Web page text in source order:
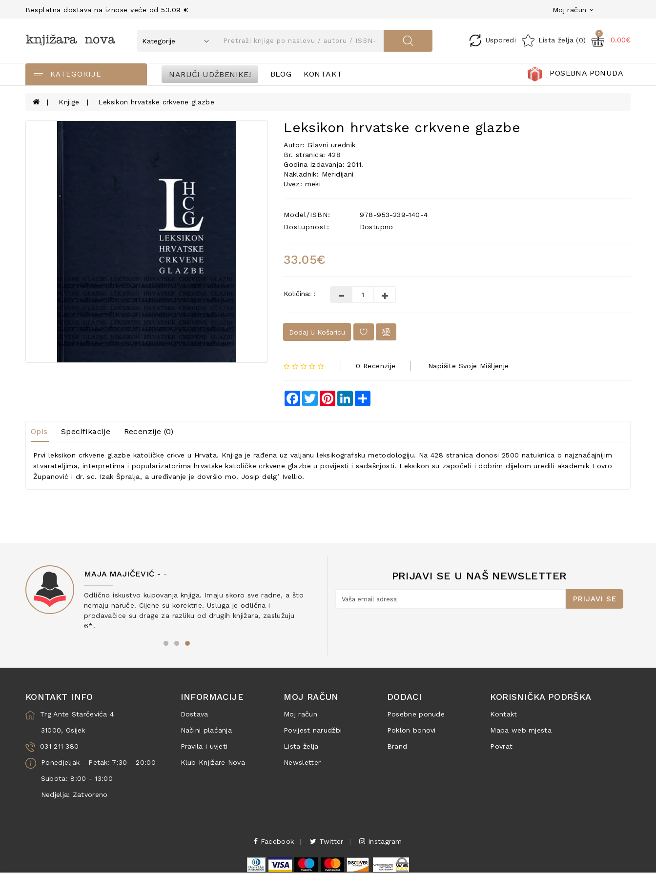
Besplatna dostava na iznose veće od 53.09 € Moj račun
Usporedi Lista želja (0)
0
0.00€
KATEGORIJE NARUČI UDŽBENIKE! BLOG KONTAKT POSEBNA PONUDA
Knjige Leksikon hrvatske crkvene glazbe
Leksikon hrvatske crkvene glazbe
Autor: Glavni urednik
Br. stranica: 428
Godina izdavanja: 2011.
Nakladnik: Meridijani
Uvez: meki
Model/ISBN:
978-953-239-140-4
Dostupnost:
Dostupno
33.05€
Količina: :
Dodaj U Košaricu
0 Recenzije Napišite Svoje Mišljenje
Facebook
TwitterPinterestLinkedIn
Opis Specifikacije Recenzije (0)
Prvi leksikon crkvene glazbe katoličke crkve u Hrvata. Knjiga je rađena uz valjanu leksikografsku metodologiju. Na 428 stranica donosi 2500 natuknica o najznačajnijim
stvarateljima, interpretima i popularizatorima hrvatske katoličke crkvene glazbe u povijesti i sadašnjosti. Leksikon su započeli i dobrim dijelom uredili akademik Lovro
Županović i dr. sc. Izak Špralja, a uređivanje je dovršio mo. Josip delg’ Ivellio.
MAJA MAJIČEVIĆ - -
Odlično iskustvo kupovanja knjiga. Imaju skoro sve radne, a što
nemaju naruče. Cijene su korektne. Usluga je odlična i
prodavačice su drage za razliku od drugih knjižara, zaslužuju
6*!
PRIJAVI SE U NAŠ NEWSLETTER
PRIJAVI SE
KONTAKT INFO
Trg Ante Starčevića 4
31000, Osijek
031 211 380
Ponedjeljak - Petak: 7:30 - 20:00
Subota: 8:00 - 13:00
Nedjelja: Zatvoreno
INFORMACIJE
Dostava
Načini plaćanja
Pravila i uvjeti
Klub Knjižare Nova
MOJ RAČUN
Moj račun
Povijest narudžbi
Lista želja
Newsletter
DODACI
Posebne ponude
Poklon bonovi
Brand
KORISNIČKA PODRŠKA
Kontakt
Mapa web mjesta
Povrat
Facebook Twitter Instagram